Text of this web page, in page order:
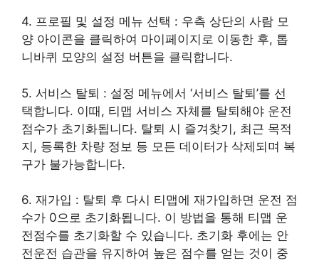
4. 프로필 및 설정 메뉴 선택 : 우측 상단의 사람 모
양 아이콘을 클릭하여 마이페이지로 이동한 후, 톱
니바퀴 모양의 설정 버튼을 클릭합니다.
5. 서비스 탈퇴 : 설정 메뉴에서 ‘서비스 탈퇴’를 선
택합니다. 이때, 티맵 서비스 자체를 탈퇴해야 운전
점수가 초기화됩니다. 탈퇴 시 즐겨찾기, 최근 목적
지, 등록한 차량 정보 등 모든 데이터가 삭제되며 복
구가 불가능합니다.
6. 재가입 : 탈퇴 후 다시 티맵에 재가입하면 운전 점
수가 0으로 초기화됩니다. 이 방법을 통해 티맵 운
전점수를 초기화할 수 있습니다. 초기화 후에는 안
전운전 습관을 유지하여 높은 점수를 얻는 것이 중